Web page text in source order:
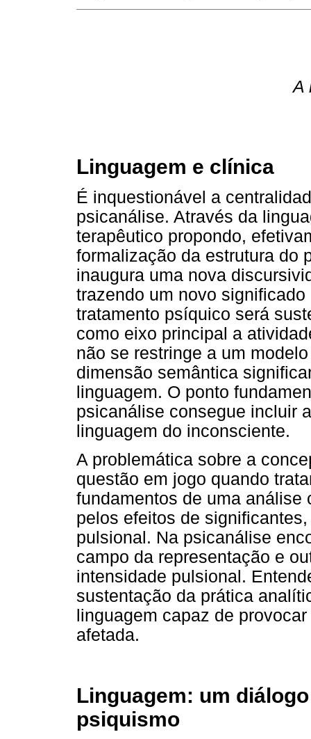
A
Linguagem e clínica
É inquestionável a
psicanálise. Através da
terapêutico propondo,
formalização da estrutura do
inaugura uma nova
trazendo um novo
tratamento psíquico será
como eixo principal a
não se restringe a um
dimensão semântica
linguagem. O ponto
psicanálise consegue incluir
linguagem do inconsciente.
A problemática sobre a
questão em jogo quando
fundamentos de uma análise
pelos efeitos de
pulsional. Na psicanálise
campo da representação e
intensidade pulsional.
sustentação da prática
linguagem capaz de
afetada.
Linguagem: um
psiquismo